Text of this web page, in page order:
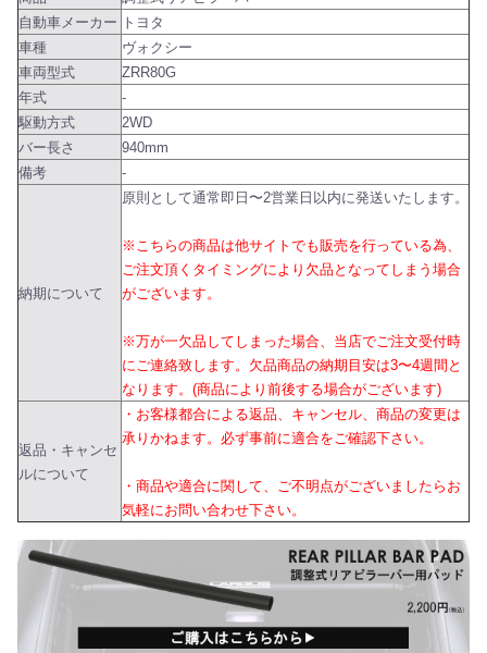
自動車メーカー トヨタ
車種
ヴォクシー
車両型式
ZRR80G
年式
-
駆動方式
2WD
バー長さ
940mm
備考
-
納期について
原則として通常即日〜2営業日以内に発送いたします。
※こちらの商品は他サイトでも販売を行っている為、
ご注文頂くタイミングにより欠品となってしまう場合
がございます。
※万が一欠品してしまった場合、当店でご注文受付時
にご連絡致します。欠品商品の納期目安は3〜4週間と
なります。(商品により前後する場合がございます)
返品・キャンセ
ルについて
・お客様都合による返品、キャンセル、商品の変更は
承りかねます。必ず事前に適合をご確認下さい。
・商品や適合に関して、ご不明点がございましたらお
気軽にお問い合わせ下さい。